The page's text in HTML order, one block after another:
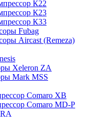
К22
К23
К33
Fubag
Aircast (Remeza)
Xeleron ZA
Mark MSS
Comaro XB
Comaro MD-P